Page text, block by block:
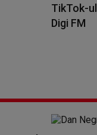
TikTok-
Digi FM